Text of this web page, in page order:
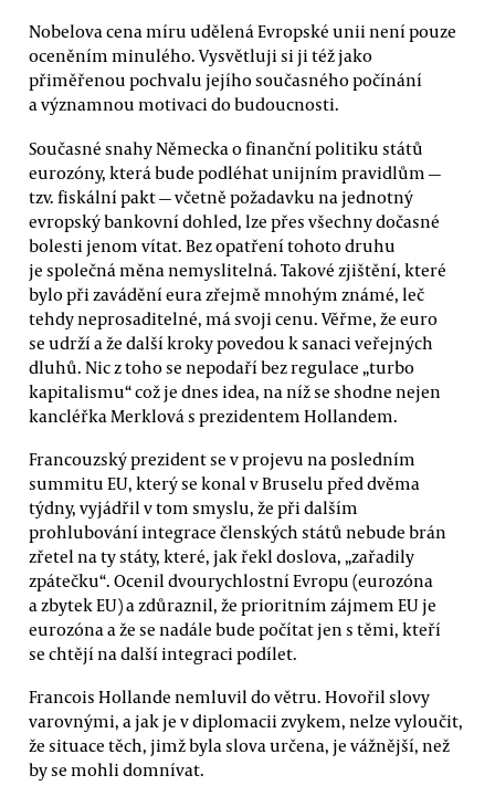
Nobelova cena míru udělená Evropské unii není pouze
oceněním minulého. Vysvětluji si ji též jako
přiměřenou pochvalu jejího současného počínání
a významnou motivaci do budoucnosti.
Současné snahy Německa o finanční politiku států
eurozóny, která bude podléhat unijním pravidlům —
tzv. fiskální pakt — včetně požadavku na jednotný
evropský bankovní dohled, lze přes všechny dočasné
bolesti jenom vítat. Bez opatření tohoto druhu
je společná měna nemyslitelná. Takové zjištění, které
bylo při zavádění eura zřejmě mnohým známé, leč
tehdy neprosaditelné, má svoji cenu. Věřme, že euro
se udrží a že další kroky povedou k sanaci veřejných
dluhů. Nic z toho se nepodaří bez regulace „turbo
kapitalismu“ což je dnes idea, na níž se shodne nejen
kancléřka Merklová s prezidentem Hollandem.
Francouzský prezident se v projevu na posledním
summitu EU, který se konal v Bruselu před dvěma
týdny, vyjádřil v tom smyslu, že při dalším
prohlubování integrace členských států nebude brán
zřetel na ty státy, které, jak řekl doslova, „zařadily
zpátečku“. Ocenil dvourychlostní Evropu (eurozóna
a zbytek EU) a zdůraznil, že prioritním zájmem EU je
eurozóna a že se nadále bude počítat jen s těmi, kteří
se chtějí na další integraci podílet.
Francois Hollande nemluvil do větru. Hovořil slovy
varovnými, a jak je v diplomacii zvykem, nelze vyloučit,
že situace těch, jimž byla slova určena, je vážnější, než
by se mohli domnívat.